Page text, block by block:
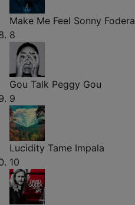
Make Me Feel Sonny Fodera
8
Gou Talk Peggy Gou
9
Lucidity Tame Impala
10